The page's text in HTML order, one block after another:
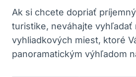
Ak⁢ si ‍chcete dopriať‍
turistike, neváhajte ⁣vyhľadať⁣
vyhliadkových miest, ​ktoré
‌panoramatickým výhľadom⁤